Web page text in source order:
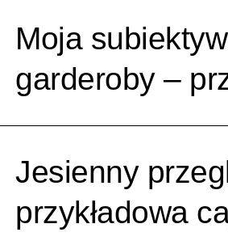
Moja
garderoby –
Jesienny
przykładowa